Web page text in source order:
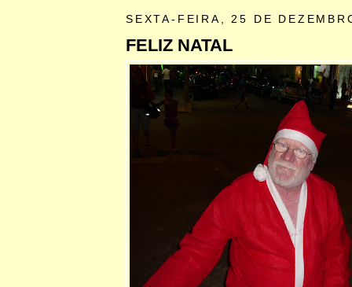
SEXTA-FEIRA, 25 DE
FELIZ NATAL